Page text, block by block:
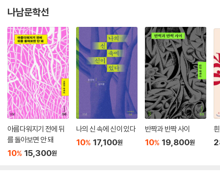
나남문학선
아름다워지기 전에 뒤
를 돌아보면 안 돼
10% 15,300원
나의 신 속에 신이 있다
10% 17,100원
반짝과 반짝 사이
10% 19,800원